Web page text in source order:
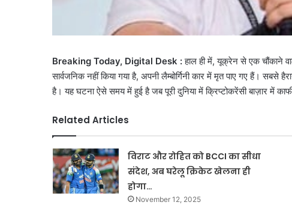
Breaking Today, Digital Desk :हाल ही में, यूक्रेन से एक चौंकाने
सार्वजनिक नहीं किया गया है, अपनी लैम्बोर्गिनी कार में मृत पाए गए हैं। सबसे
है। यह घटना ऐसे समय में हुई है जब पूरी दुनिया में क्रिप्टोकरेंसी बाज़ार में
Related Articles
विराट और रोहित को BCCI का सीधा
संदेश, अब घरेलू क्रिकेट खेलना ही
होगा…
November 12, 2025